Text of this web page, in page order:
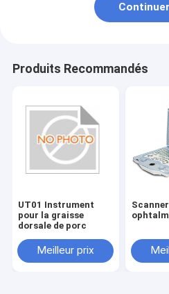
Continuer
Produits Recommandés
UT01 Instrument
pour la graisse
dorsale de porc
Meilleur prix